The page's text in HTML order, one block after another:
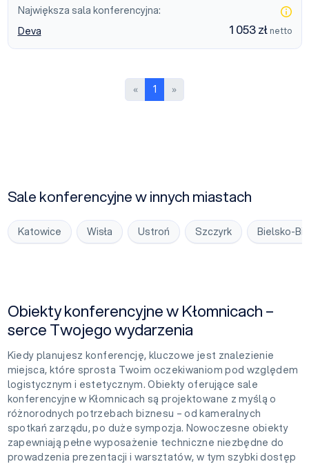
Największa sala konferencyjna:
Deva
1 053 zł netto
«Poprzednia strona
1 »Następna strona
Sale konferencyjne w innych miastach
Katowice Wisła Ustroń Szczyrk Bielsko-
Obiekty konferencyjne w Kłomnicach –
serce Twojego wydarzenia
Kiedy planujesz konferencję, kluczowe jest znalezienie
miejsca, które sprosta Twoim oczekiwaniom pod względem
logistycznym i estetycznym. Obiekty oferujące sale
konferencyjne w Kłomnicach są projektowane z myślą o
różnorodnych potrzebach biznesu – od kameralnych
spotkań zarządu, po duże sympozja. Nowoczesne obiekty
zapewniają pełne wyposażenie techniczne niezbędne do
prowadzenia prezentacji i warsztatów, w tym szybki dostęp